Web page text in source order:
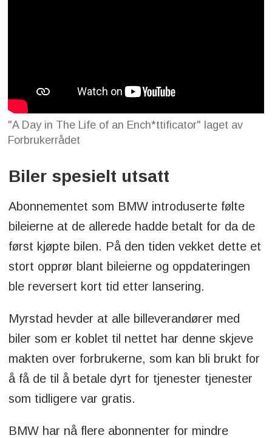
"A Day in The Life of an Ench*ttificator" laget av
Forbrukerrådet
Biler spesielt utsatt
Abonnementet som BMW introduserte følte
bileierne at de allerede hadde betalt for da de
først kjøpte bilen. På den tiden vekket dette et
stort opprør blant bileierne og oppdateringen
ble reversert kort tid etter lansering.
Myrstad hevder at alle billeverandører med
biler som er koblet til nettet har denne skjeve
makten over forbrukerne, som kan bli brukt for
å få de til å betale dyrt for tjenester tjenester
som tidligere var gratis.
BMW har nå flere abonnenter for mindre